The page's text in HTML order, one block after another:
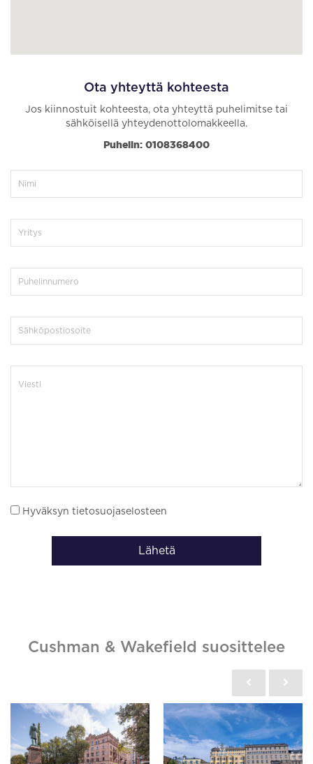
Ota yhteyttä kohteesta
Jos kiinnostuit kohteesta, ota yhteyttä puhelimitse tai
sähköisellä yhteydenottolomakkeella.
Puhelin: 0108368400
Hyväksyn tietosuojaselosteen
Lähetä
Cushman & Wakefield suosittelee